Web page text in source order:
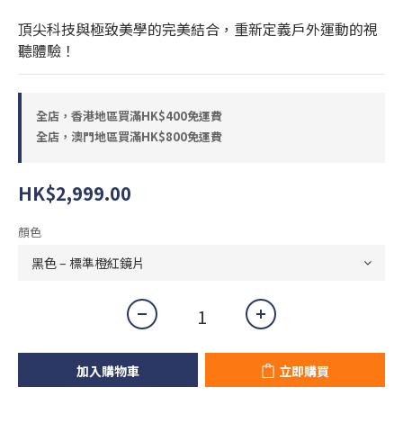
頂尖科技與極致美學的完美結合，重新定義戶外運動的視
聽體驗！
全店，香港地區買滿HK$400免運費
全店，澳門地區買滿HK$800免運費
HK$2,999.00
顏色
加入購物車 立即購買